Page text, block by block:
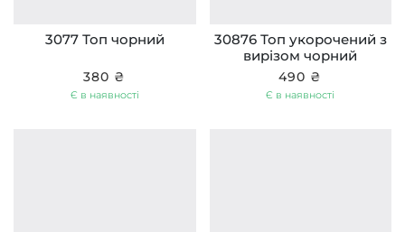
3077 Топ чорний
380 ₴
Є в наявності
30876 Топ укорочений з
вирізом чорний
490 ₴
Є в наявності